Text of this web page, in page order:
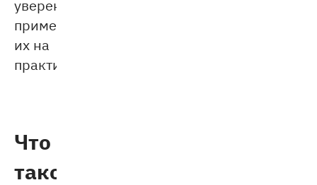
уверенно
применять
их на
практике.
Что
такое